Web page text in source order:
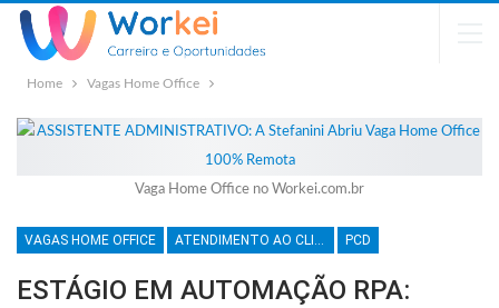
Home Vagas Home Office
Vaga Home Office no Workei.com.br
VAGAS HOME OFFICE ATENDIMENTO AO CLIENTE PCD
ESTÁGIO EM AUTOMAÇÃO RPA: